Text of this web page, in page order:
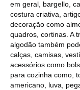
em geral, bargello,
costura criativa,
decoração como
quadros, cortinas. A
algodão também
calças, camisas,
acessórios como
para cozinha como,
americano, luva,